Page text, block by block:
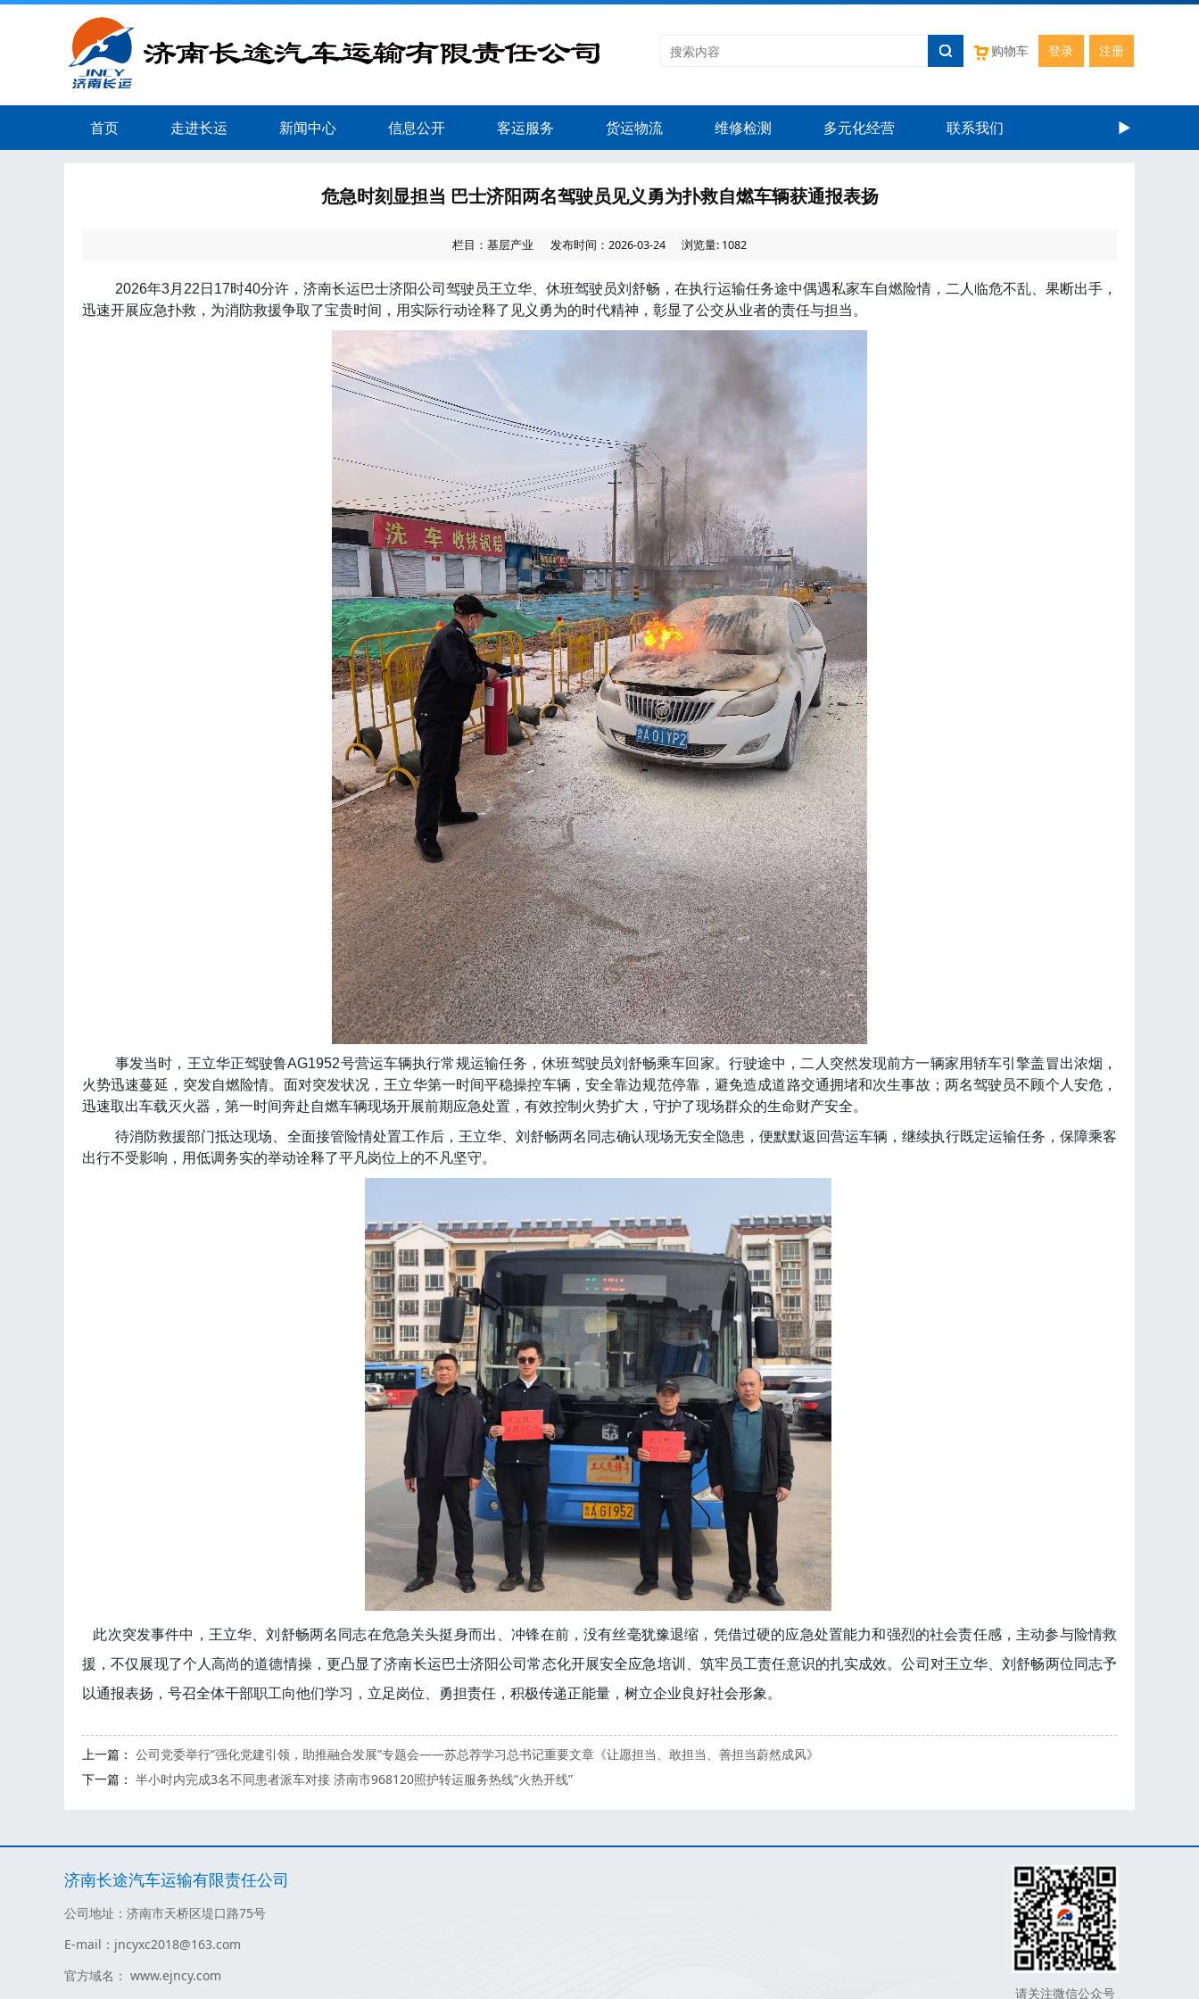
登录 注册
购物车
首页 走进长运 新闻中心 信息公开 客运服务 货运物流 维修检测 多元化经营 联系我们 ►
危急时刻显担当 巴士济阳两名驾驶员见义勇为扑救自燃车辆获通报表扬
栏目：基层产业 发布时间：2026-03-24 浏览量: 1082
2026年3月 22 日 17时40分许，济南长运巴士济阳公司驾驶员王立华、休班驾驶员刘舒畅，在执行运输任务途中偶遇私家车自燃险情，二人临危不乱、果断出手，
迅速开展应急扑救，为消防救援争取了宝贵时间，用实际行动诠释了见义勇为的时代精神，彰显了公交从业者的责任与担当。
事发当时，王立华正驾驶鲁AG1952号营运车辆执行常规运输任务，休班驾驶员刘舒畅乘车回家。行驶途中，二人突然发现前方一辆家用轿车引擎盖冒出浓烟，
火势迅速蔓延，突发自燃险情。面对突发状况，王立华第一时间平稳操控车辆，安全靠边规范停靠，避免造成道路交通拥堵和次生事故；两名驾驶员不顾个人安危，
迅速取出车载灭火器，第一时间奔赴自燃车辆现场开展前期应急处置，有效控制火势扩大，守护了现场群众的生命财产安全。
待消防救援部门抵达现场、全面接管险情处置工作后，王立华、刘舒畅两名同志确认现场无安全隐患，便默默返回营运车辆，继续执行既定运输任务，保障乘客
出行不受影响，用低调务实的举动诠释了平凡岗位上的不凡坚守。
此次突发事件中，王立华、刘舒畅两名同志在危急关头挺身而出、冲锋在前，没有丝毫犹豫退缩，凭借过硬的应急处置能力和强烈的社会责任感，主动参与险情救
援，不仅展现了个人高尚的道德情操，更凸显了济南长运巴士济阳公司常态化开展安全应急培训、筑牢员工责任意识的扎实成效。公司对王立华、刘舒畅两位同志予
以通报表扬，号召全体干部职工向他们学习，立足岗位、勇担责任，积极传递正能量，树立企业良好社会形象。
上一篇： 公司党委举行“强化党建引领，助推融合发展”专题会——苏总荐学习总书记重要文章《让愿担当、敢担当、善担当蔚然成风》
下一篇： 半小时内完成3名不同患者派车对接 济南市968120照护转运服务热线“火热开线”
济南长途汽车运输有限责任公司
公司地址：济南市天桥区堤口路75号
E-mail：jncyxc2018@163.com
官方域名： www.ejncy.com
请关注微信公众号